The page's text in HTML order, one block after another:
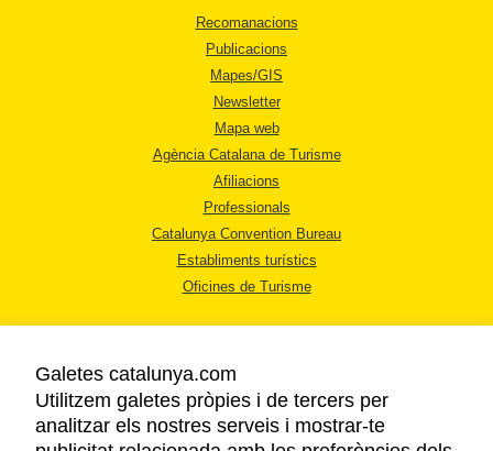
Recomanacions
Publicacions
Mapes/GIS
Newsletter
Mapa web
Agència Catalana de Turisme
Afiliacions
Professionals
Catalunya Convention Bureau
Establiments turístics
Oficines de Turisme
AVÍS LEGAL
Galetes catalunya.com
Utilitzem galetes pròpies i de tercers per
analitzar els nostres serveis i mostrar-te